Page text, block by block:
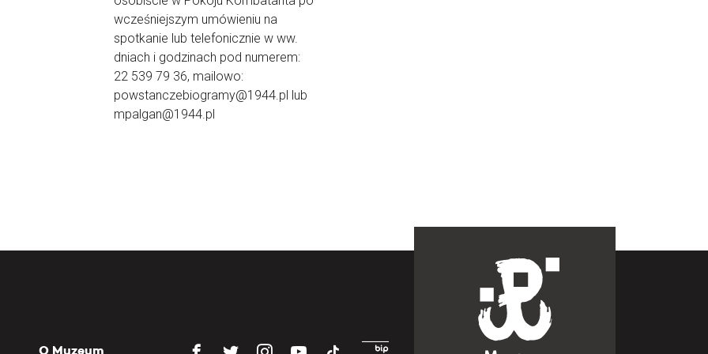
wcześniejszym umówieniu na
spotkanie lub telefonicznie w ww.
dniach i godzinach pod numerem:
22 539 79 36, mailowo:
powstanczebiogramy@1944.pl lub
mpalgan@1944.pl
O Muzeum